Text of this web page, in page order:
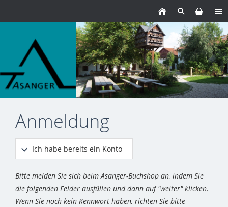
Anmeldung
Ich habe bereits ein Konto
Bitte melden Sie sich beim Asanger-Buchshop an, indem Sie
die folgenden Felder ausfüllen und dann auf "weiter" klicken.
Wenn Sie noch kein Kennwort haben, richten Sie bitte